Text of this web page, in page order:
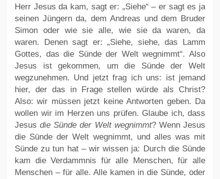
Herr Jesus da kam, sagt er: „Siehe“ – er sagt es ja
seinen Jüngern da, dem Andreas und dem Bruder
Simon oder wie sie alle, wie sie da waren, da
waren. Denen sagt er: „Siehe, siehe, das Lamm
Gottes, das die Sünde der Welt wegnimmt“. Also
Jesus ist gekommen, um die Sünde der Welt
wegzunehmen. Und jetzt frag ich uns: ist jemand
hier, der das in Frage stellen würde als Christ?
Also: wir müssen jetzt keine Antworten geben. Da
wollen wir im Herzen uns prüfen. Glaube ich, dass
Jesusdie Sünde der Welt wegnimmt? Wenn Jesus
die Sünde der Welt wegnimmt, und alles was mit
Sünde zu tun hat – wir wissen ja: Durch die Sünde
kam die Verdammnis für alle Menschen, für alle
Menschen – für alle. Alle kamen in die Sünde, oder